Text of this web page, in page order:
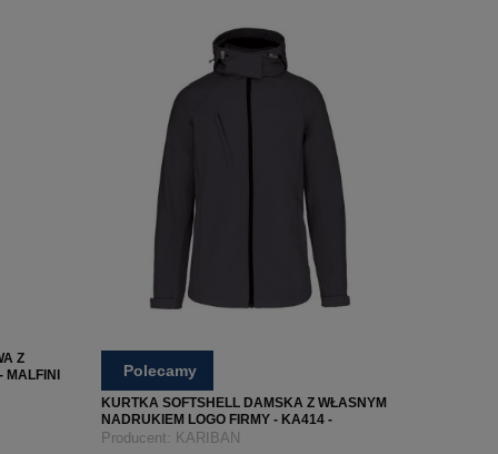
Z
MALFINI
Polecamy
KURTKA SOFTSHELL DAMSKA Z WŁASNYM
NADRUKIEM LOGO FIRMY - KA414 -
TYTANOWA
Producent: KARIBAN